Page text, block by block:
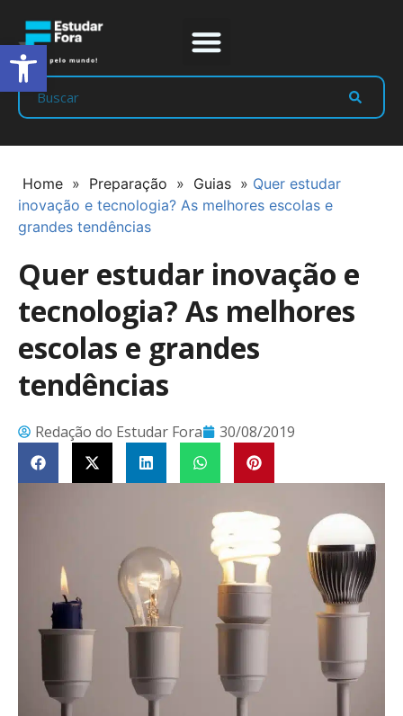
Home » Preparação » Guias » Quer estudar
inovação e tecnologia? As melhores escolas e
grandes tendências
Quer estudar inovação e
tecnologia? As melhores
escolas e grandes
tendências
Redação do Estudar Fora 30/08/2019
Abrir a barra de ferramentas